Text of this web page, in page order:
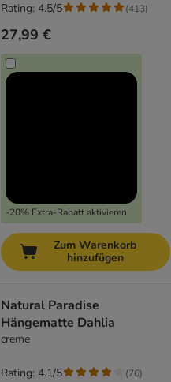
27,99 €
-20% Extra-Rabatt aktivieren
Rating: 4.5/5 (413)
Zum Warenkorb
hinzufügen
Natural Paradise
Hängematte Dahlia
creme
Rating: 4.1/5 (76)